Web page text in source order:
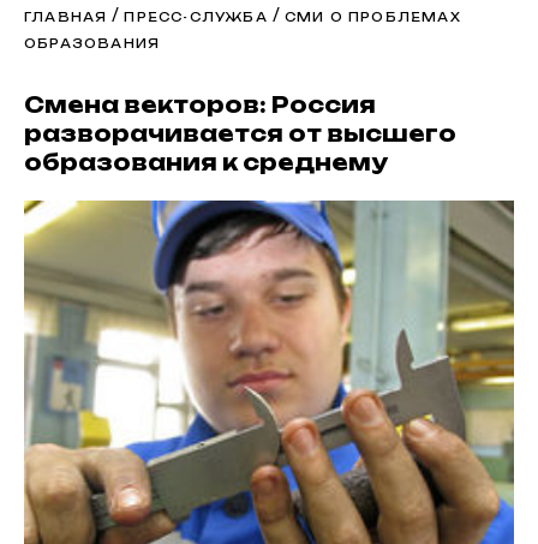
ГЛАВНАЯ /ПРЕСС-СЛУЖБА / СМИ О ПРОБЛЕМАХ
ОБРАЗОВАНИЯ
Смена векторов: Россия
разворачивается от высшего
образования к среднему